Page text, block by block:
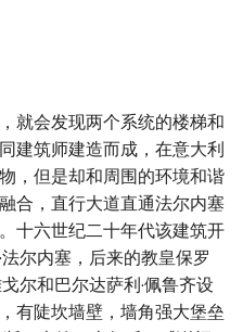
就会发现两个系统的楼梯和
建筑师建造而成，在意大利
，但是却和周围的环境和谐
合，直行大道直通法尔内塞
十六世纪二十年代该建筑开
尔内塞，后来的教皇保罗
尔和巴尔达萨利·佩鲁齐设
有陡坎墙壁，墙角强大堡垒